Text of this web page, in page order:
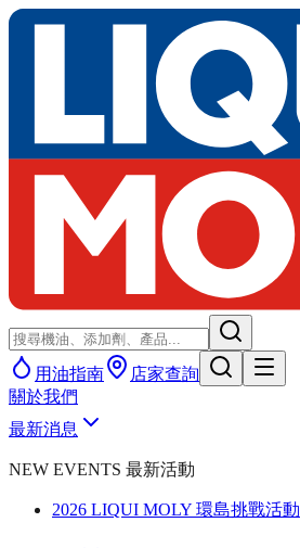
用油指南
店家查詢
關於我們
最新消息
NEW EVENTS 最新活動
2026 LIQUI MOLY 環島挑戰活動